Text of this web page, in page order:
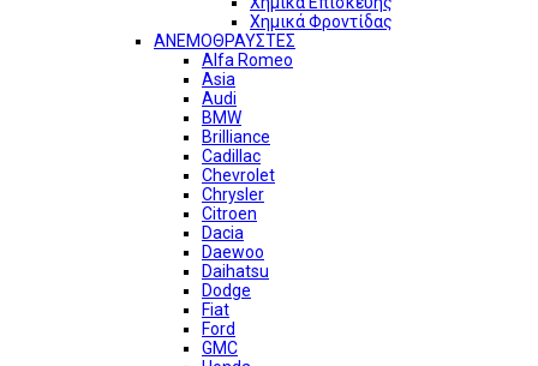
Χημικά Φροντίδας
ΑΝΕΜΟΘΡΑΥΣΤΕΣ
Alfa Romeo
Asia
Audi
BMW
Brilliance
Cadillac
Chevrolet
Chrysler
Citroen
Dacia
Daewoo
Daihatsu
Dodge
Fiat
Ford
GMC